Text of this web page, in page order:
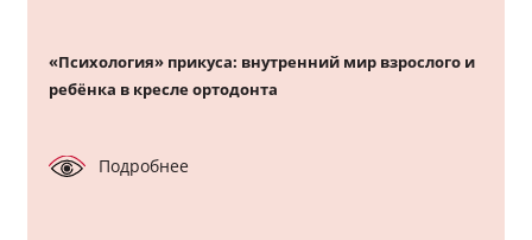
«Психология» прикуса: внутренний мир взрослого и
ребёнка в кресле ортодонта
Подробнее